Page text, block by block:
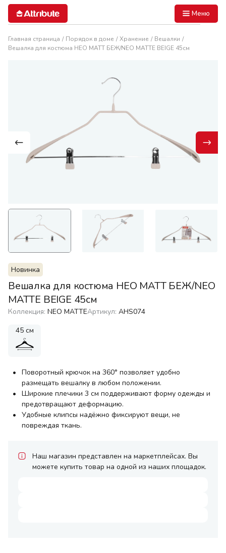
Меню
Главная страница Порядок в доме Хранение
Вешалки
Вешалка для костюма НЕО МАТТ БЕЖ/NEO MATTE BEIGE 45см
Новинка
Вешалка для костюма НЕО МАТТ БЕЖ/NEO
MATTE BEIGE 45см
Коллекция: NEO MATTEАртикул: AHS074
45 см
Поворотный крючок на 360° позволяет удобно
размещать вешалку в любом положении.
Широкие плечики 3 см поддерживают форму одежды и
предотвращают деформацию.
Удобные клипсы надёжно фиксируют вещи, не
повреждая ткань.
Наш магазин представлен на маркетплейсах. Вы
можете купить товар на одной из наших площадок.